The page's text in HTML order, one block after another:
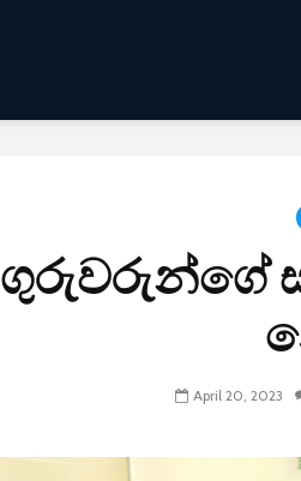
ගුරුවරුන්ගේ
April 20, 2023